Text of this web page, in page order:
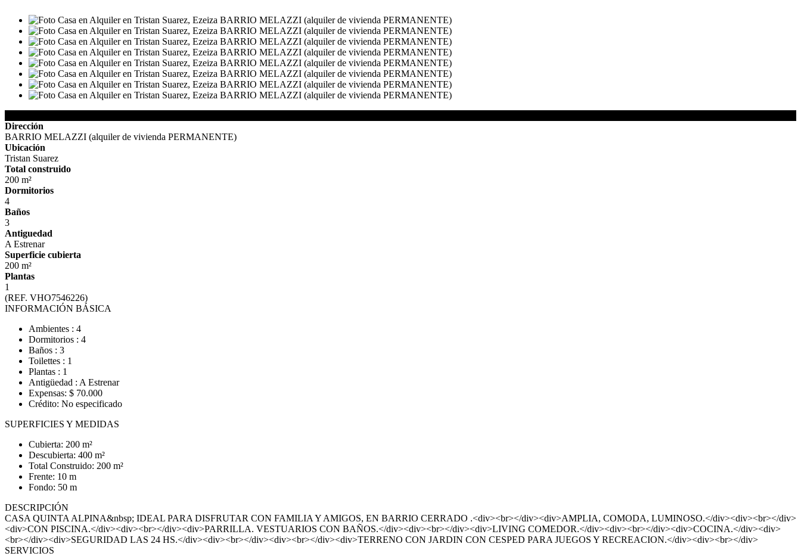
Dirección
BARRIO MELAZZI (alquiler de vivienda PERMANENTE)
Ubicación
Tristan Suarez
Total construido
200 m²
Dormitorios
4
Baños
3
Antiguedad
A Estrenar
Superficie cubierta
200 m²
Plantas
1
(REF. VHO7546226)
INFORMACIÓN BÁSICA
Ambientes : 4
Dormitorios : 4
Baños : 3
Toilettes : 1
Plantas : 1
Antigüedad : A Estrenar
Expensas: $ 70.000
Crédito: No especificado
SUPERFICIES Y MEDIDAS
Cubierta: 200 m²
Descubierta: 400 m²
Total Construido: 200 m²
Frente: 10 m
Fondo: 50 m
DESCRIPCIÓN
CASA QUINTA ALPINA&nbsp; IDEAL PARA DISFRUTAR CON FAMILIA Y AMIGOS, EN BARRIO CERRADO .<div><br></div><div>AMPLIA, COMODA, LUMINOSO.</div><div><br></div>
<div>CON PISCINA.</div><div><br></div><div>PARRILLA. VESTUARIOS CON BAÑOS.</div><div><br></div><div>LIVING COMEDOR.</div><div><br></div><div>COCINA.</div><div>
<br></div><div>SEGURIDAD LAS 24 HS.</div><div><br></div><div><br></div><div>TERRENO CON JARDIN CON CESPED PARA JUEGOS Y RECREACION.</div><div><br></div>
SERVICIOS